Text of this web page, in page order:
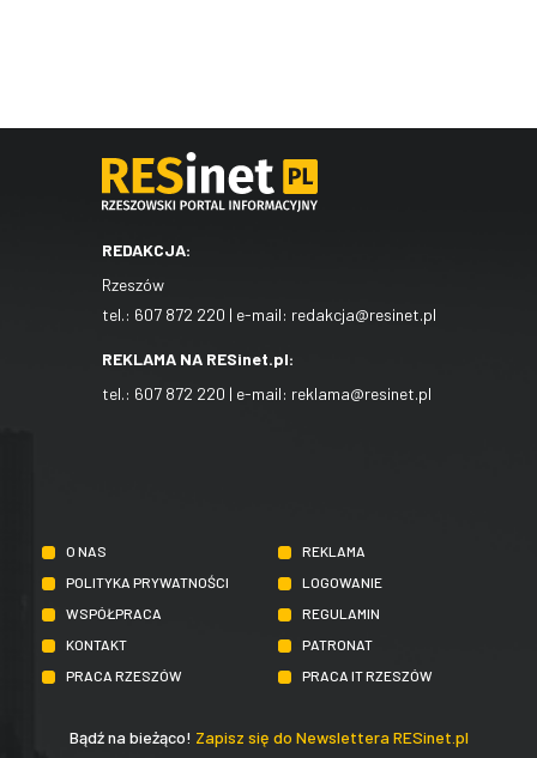
REDAKCJA:
Rzeszów
tel.: 607 872 220 | e-mail: redakcja@resinet.pl
REKLAMA NA RESinet.pl:
tel.: 607 872 220 | e-mail: reklama@resinet.pl
O NAS
REKLAMA
POLITYKA PRYWATNOŚCI
LOGOWANIE
WSPÓŁPRACA
REGULAMIN
KONTAKT
PATRONAT
PRACA RZESZÓW
PRACA IT RZESZÓW
Bądź na bieżąco! Zapisz się do Newslettera RESinet.pl